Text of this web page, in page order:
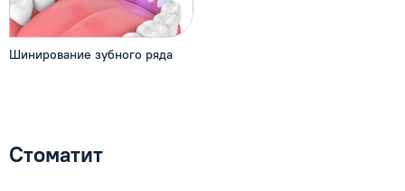
Шинирование зубного ряда
Стоматит